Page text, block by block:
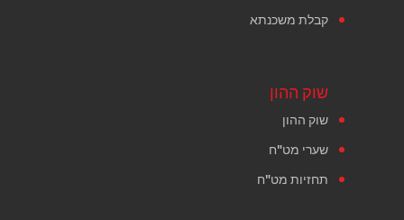
קבלת משכנתא
שוק ההון
שוק ההון
שערי מט"ח
תחזיות מט"ח